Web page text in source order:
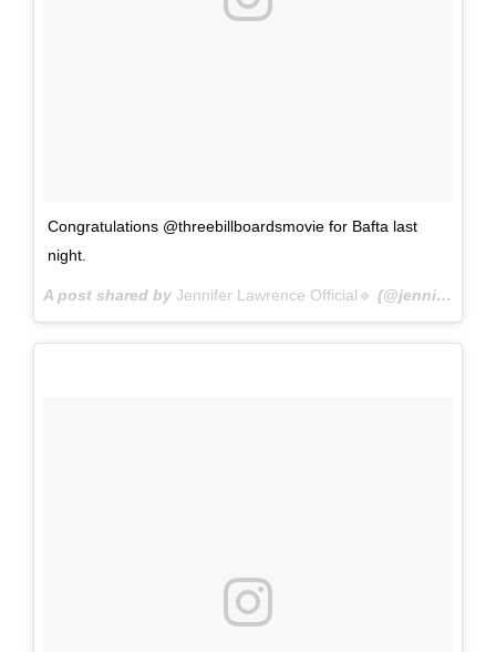
Congratulations @threebillboardsmovie for Bafta last
night.
A post shared by Jennifer Lawrence Official🔹️ (@jennifer_lawrence_jlaw) on